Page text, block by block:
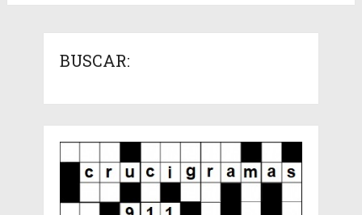
BUSCAR: